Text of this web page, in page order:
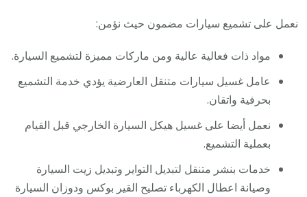
نعمل على تشميع سيارات مضمون حيث نؤمن:
مواد ذات فعالية عالية ومن ماركات مميزة لتشميع السيارة.
عامل غسيل سيارات متنقل العارضية يؤدي خدمة التشميع
بحرفية واتقان.
نعمل أيضا على غسيل هيكل السيارة الخارجي قبل القيام
بعملية التشميع.
خدمات بنشر متنقل لتبديل التواير وتبديل زيت السيارة
وصيانة اعطال الكهرباء تصليح القير بوكس ودوزان السيارة